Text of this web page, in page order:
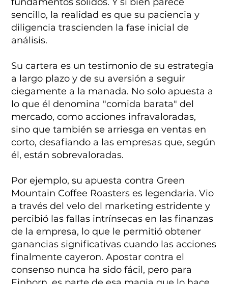
sencillo, la realidad es que su paciencia y
diligencia trascienden la fase inicial de
análisis.
Su cartera es un testimonio de su estrategia
a largo plazo y de su aversión a seguir
ciegamente a la manada. No solo apuesta a
lo que él denomina "comida barata" del
mercado, como acciones infravaloradas,
sino que también se arriesga en ventas en
corto, desafiando a las empresas que, según
él, están sobrevaloradas.
Por ejemplo, su apuesta contra Green
Mountain Coffee Roasters es legendaria. Vio
a través del velo del marketing estridente y
percibió las fallas intrínsecas en las finanzas
de la empresa, lo que le permitió obtener
ganancias significativas cuando las acciones
finalmente cayeron. Apostar contra el
consenso nunca ha sido fácil, pero para